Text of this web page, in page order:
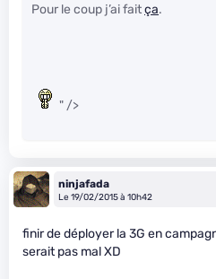
Pour le coup j’ai faitça.
" />
ninjafada
Le 19/02/2015 à 10h42
finir de déployer la 3G en
serait pas mal XD